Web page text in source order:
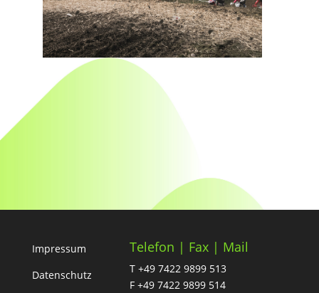
Impressum
Datenschutz
Telefon | Fax | Mail
T +49 7422 9899 513
F +49 7422 9899 514